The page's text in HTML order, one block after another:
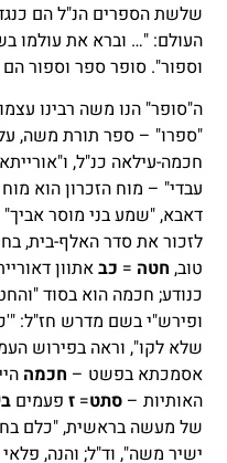
שלשת הספרים הנ"ל הם
העולם: "… וברא את עולמו
וספור". סופר ספר וספור הם
ה"סופר" הנו משה רבינו
"ספרו" – ספר תורת משה,
חכמה-עילאה כנ"ל,
עבדי" – מוח הזכרון הוא
דאבא, "שמע בני מוסר
לזכור את סדר האלף-בית,
טוב, חטה = כבאתוון
כנודע; חכמה הוא בסוד
ופירש"י בשם מדרש חז"ל:
שלא לקו", וראה בפירוש
אסמכתא בפשט – חכמה
האותיות –סתט=ז פעמים
של מעשה בראשית, "כלם
ישיר משה", וד"ל; והנה,